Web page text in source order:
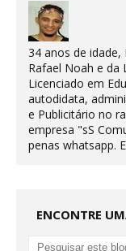
34 anos de idade,
Rafael Noah e da
Licenciado em
autodidata,
e Publicitário no
empresa "sS
penas whatsapp.
ENCONTRE